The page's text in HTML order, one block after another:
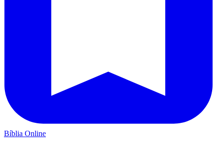
Bíblia Online